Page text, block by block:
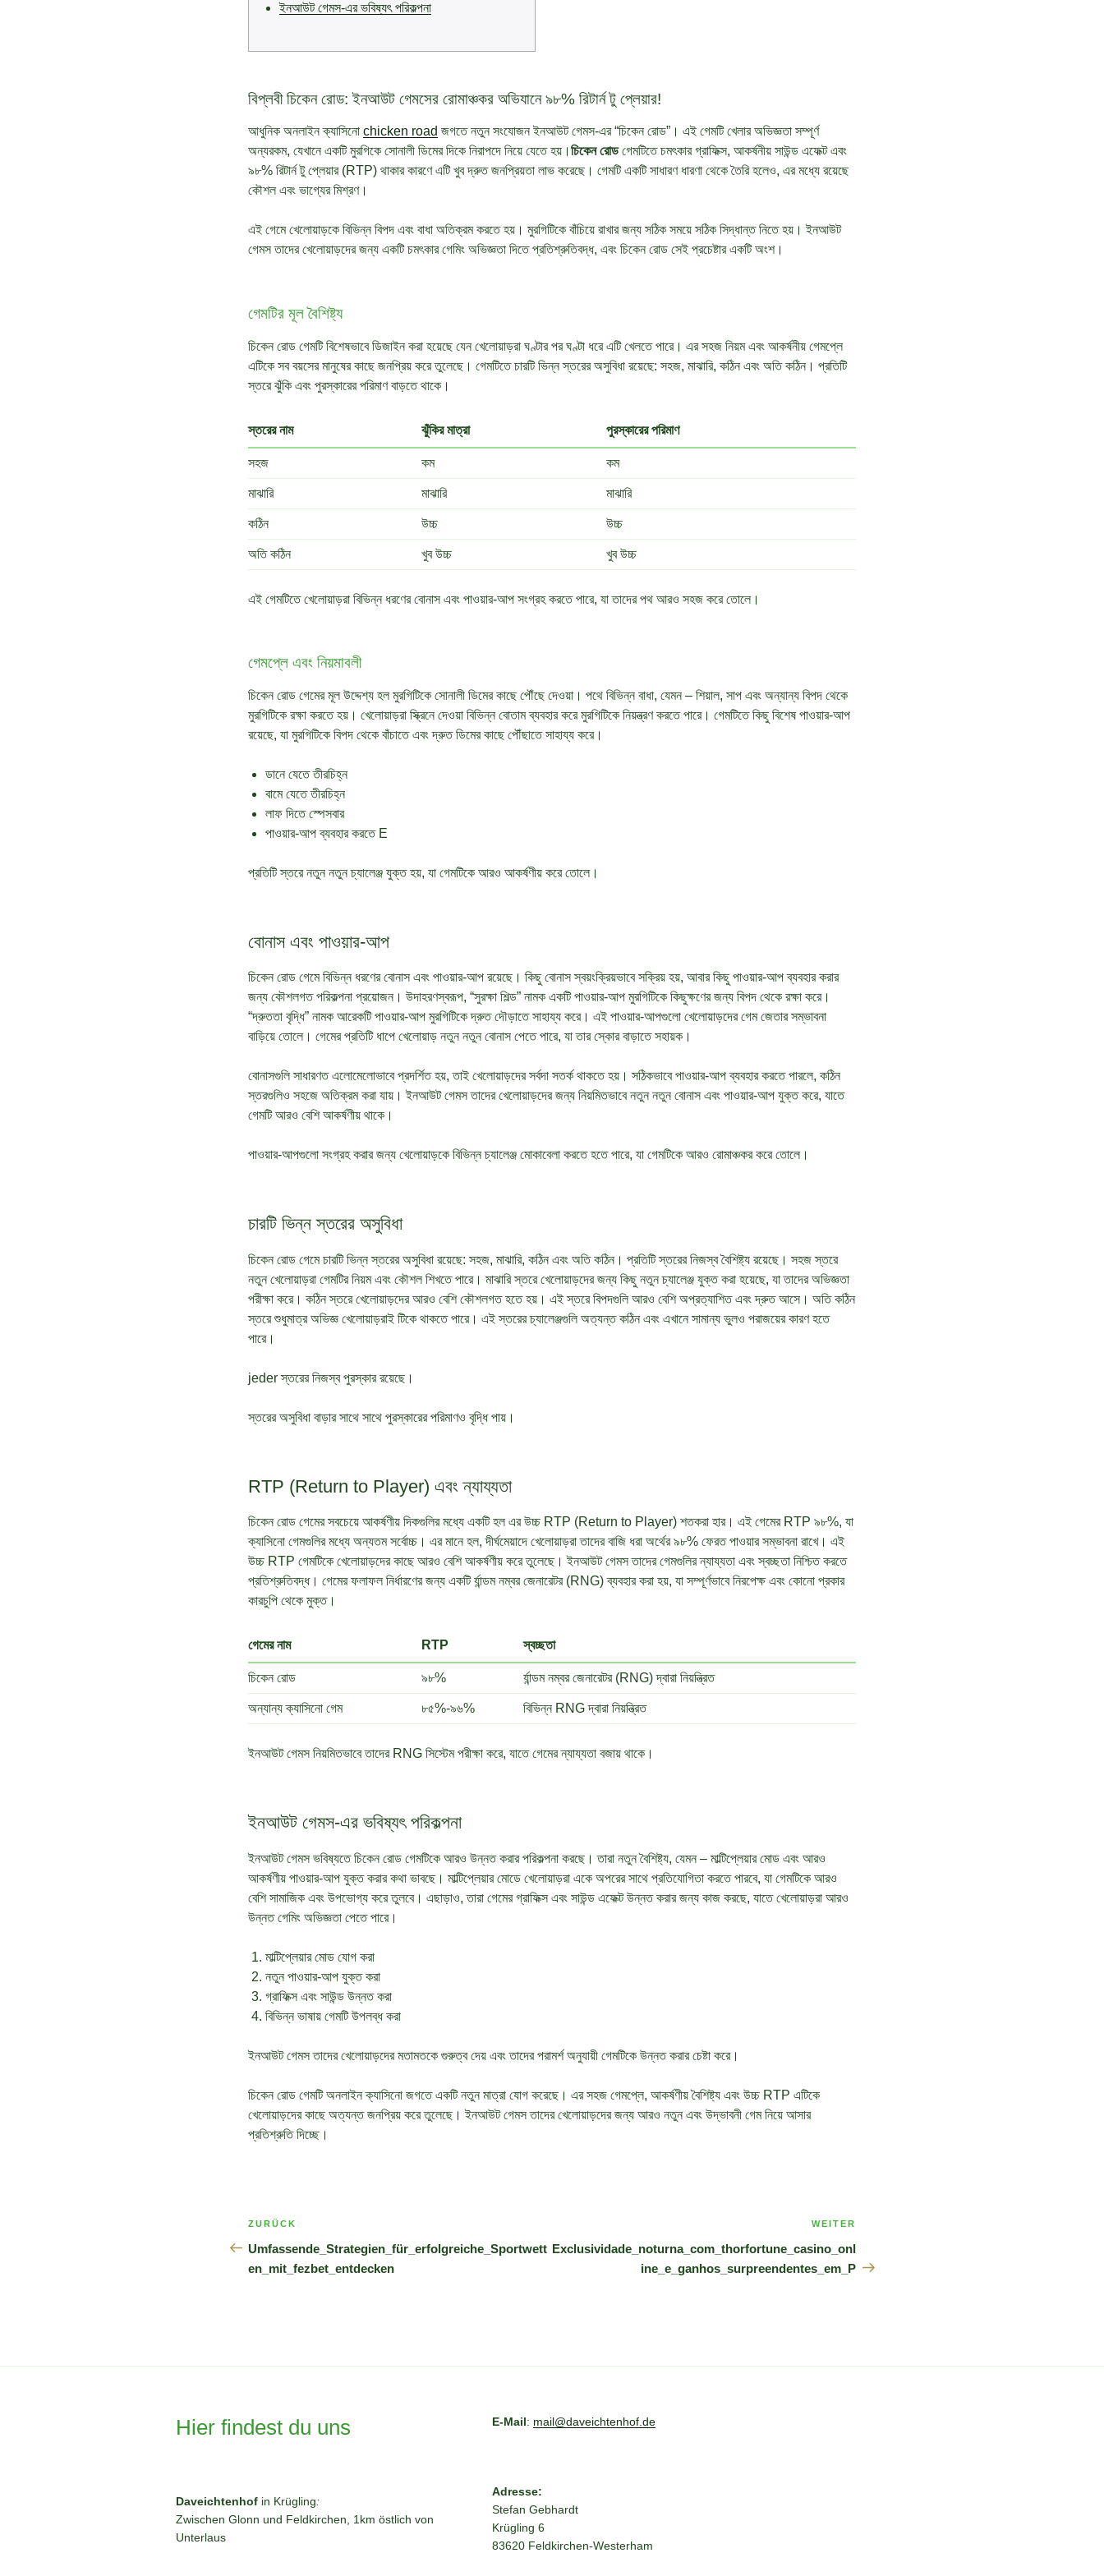
ইনআউট গেমস-এর ভবিষ্যৎ পরিকল্পনা
বিপ্লবী চিকেন রোড: ইনআউট গেমসের রোমাঞ্চকর অভিযানে ৯৮% রিটার্ন টু প্লেয়ার!
আধুনিক অনলাইন ক্যাসিনো chicken road জগতে নতুন সংযোজন ইনআউট গেমস-এর “চিকেন রোড”। এই গেমটি খেলার অভিজ্ঞতা সম্পূর্ণ
অন্যরকম, যেখানে একটি মুরগিকে সোনালী ডিমের দিকে নিরাপদে নিয়ে যেতে হয়। চিকেন রোডগেমটিতে চমৎকার গ্রাফিক্স, আকর্ষনীয় সাউন্ড এফেক্ট এবং
৯৮% রিটার্ন টু প্লেয়ার (RTP) থাকার কারণে এটি খুব দ্রুত জনপ্রিয়তা লাভ করেছে। গেমটি একটি সাধারণ ধারণা থেকে তৈরি হলেও, এর মধ্যে রয়েছে
কৌশল এবং ভাগ্যের মিশ্রণ।
এই গেমে খেলোয়াড়কে বিভিন্ন বিপদ এবং বাধা অতিক্রম করতে হয়। মুরগিটিকে বাঁচিয়ে রাখার জন্য সঠিক সময়ে সঠিক সিদ্ধান্ত নিতে হয়। ইনআউট
গেমস তাদের খেলোয়াড়দের জন্য একটি চমৎকার গেমিং অভিজ্ঞতা দিতে প্রতিশ্রুতিবদ্ধ, এবং চিকেন রোড সেই প্রচেষ্টার একটি অংশ।
গেমটির মূল বৈশিষ্ট্য
চিকেন রোড গেমটি বিশেষভাবে ডিজাইন করা হয়েছে যেন খেলোয়াড়রা ঘণ্টার পর ঘণ্টা ধরে এটি খেলতে পারে। এর সহজ নিয়ম এবং আকর্ষনীয় গেমপ্লে
এটিকে সব বয়সের মানুষের কাছে জনপ্রিয় করে তুলেছে। গেমটিতে চারটি ভিন্ন স্তরের অসুবিধা রয়েছে: সহজ, মাঝারি, কঠিন এবং অতি কঠিন। প্রতিটি
স্তরে ঝুঁকি এবং পুরস্কারের পরিমাণ বাড়তে থাকে।
স্তরের নাম ঝুঁকির মাত্রা পুরস্কারের পরিমাণ
সহজ কম কম
মাঝারি মাঝারি মাঝারি
কঠিন উচ্চ উচ্চ
অতি কঠিন খুব উচ্চ খুব উচ্চ
এই গেমটিতে খেলোয়াড়রা বিভিন্ন ধরণের বোনাস এবং পাওয়ার-আপ সংগ্রহ করতে পারে, যা তাদের পথ আরও সহজ করে তোলে।
গেমপ্লে এবং নিয়মাবলী
চিকেন রোড গেমের মূল উদ্দেশ্য হল মুরগিটিকে সোনালী ডিমের কাছে পৌঁছে দেওয়া। পথে বিভিন্ন বাধা, যেমন – শিয়াল, সাপ এবং অন্যান্য বিপদ থেকে
মুরগিটিকে রক্ষা করতে হয়। খেলোয়াড়রা স্ক্রিনে দেওয়া বিভিন্ন বোতাম ব্যবহার করে মুরগিটিকে নিয়ন্ত্রণ করতে পারে। গেমটিতে কিছু বিশেষ পাওয়ার-আপ
রয়েছে, যা মুরগিটিকে বিপদ থেকে বাঁচাতে এবং দ্রুত ডিমের কাছে পৌঁছাতে সাহায্য করে।
ডানে যেতে তীরচিহ্ন
বামে যেতে তীরচিহ্ন
লাফ দিতে স্পেসবার
পাওয়ার-আপ ব্যবহার করতে E
প্রতিটি স্তরে নতুন নতুন চ্যালেঞ্জ যুক্ত হয়, যা গেমটিকে আরও আকর্ষণীয় করে তোলে।
বোনাস এবং পাওয়ার-আপ
চিকেন রোড গেমে বিভিন্ন ধরণের বোনাস এবং পাওয়ার-আপ রয়েছে। কিছু বোনাস স্বয়ংক্রিয়ভাবে সক্রিয় হয়, আবার কিছু পাওয়ার-আপ ব্যবহার করার
জন্য কৌশলগত পরিকল্পনা প্রয়োজন। উদাহরণস্বরূপ, “সুরক্ষা শিল্ড” নামক একটি পাওয়ার-আপ মুরগিটিকে কিছুক্ষণের জন্য বিপদ থেকে রক্ষা করে।
“দ্রুততা বৃদ্ধি” নামক আরেকটি পাওয়ার-আপ মুরগিটিকে দ্রুত দৌড়াতে সাহায্য করে। এই পাওয়ার-আপগুলো খেলোয়াড়দের গেম জেতার সম্ভাবনা
বাড়িয়ে তোলে। গেমের প্রতিটি ধাপে খেলোয়াড় নতুন নতুন বোনাস পেতে পারে, যা তার স্কোর বাড়াতে সহায়ক।
বোনাসগুলি সাধারণত এলোমেলোভাবে প্রদর্শিত হয়, তাই খেলোয়াড়দের সর্বদা সতর্ক থাকতে হয়। সঠিকভাবে পাওয়ার-আপ ব্যবহার করতে পারলে, কঠিন
স্তরগুলিও সহজে অতিক্রম করা যায়। ইনআউট গেমস তাদের খেলোয়াড়দের জন্য নিয়মিতভাবে নতুন নতুন বোনাস এবং পাওয়ার-আপ যুক্ত করে, যাতে
গেমটি আরও বেশি আকর্ষণীয় থাকে।
পাওয়ার-আপগুলো সংগ্রহ করার জন্য খেলোয়াড়কে বিভিন্ন চ্যালেঞ্জ মোকাবেলা করতে হতে পারে, যা গেমটিকে আরও রোমাঞ্চকর করে তোলে।
চারটি ভিন্ন স্তরের অসুবিধা
চিকেন রোড গেমে চারটি ভিন্ন স্তরের অসুবিধা রয়েছে: সহজ, মাঝারি, কঠিন এবং অতি কঠিন। প্রতিটি স্তরের নিজস্ব বৈশিষ্ট্য রয়েছে। সহজ স্তরে
নতুন খেলোয়াড়রা গেমটির নিয়ম এবং কৌশল শিখতে পারে। মাঝারি স্তরে খেলোয়াড়দের জন্য কিছু নতুন চ্যালেঞ্জ যুক্ত করা হয়েছে, যা তাদের অভিজ্ঞতা
পরীক্ষা করে। কঠিন স্তরে খেলোয়াড়দের আরও বেশি কৌশলগত হতে হয়। এই স্তরে বিপদগুলি আরও বেশি অপ্রত্যাশিত এবং দ্রুত আসে। অতি কঠিন
স্তরে শুধুমাত্র অভিজ্ঞ খেলোয়াড়রাই টিকে থাকতে পারে। এই স্তরের চ্যালেঞ্জগুলি অত্যন্ত কঠিন এবং এখানে সামান্য ভুলও পরাজয়ের কারণ হতে
পারে।
jeder স্তরের নিজস্ব পুরস্কার রয়েছে।
স্তরের অসুবিধা বাড়ার সাথে সাথে পুরস্কারের পরিমাণও বৃদ্ধি পায়।
RTP (Return to Player) এবং ন্যায্যতা
চিকেন রোড গেমের সবচেয়ে আকর্ষণীয় দিকগুলির মধ্যে একটি হল এর উচ্চ RTP (Return to Player) শতকরা হার। এই গেমের RTP ৯৮%, যা
ক্যাসিনো গেমগুলির মধ্যে অন্যতম সর্বোচ্চ। এর মানে হল, দীর্ঘমেয়াদে খেলোয়াড়রা তাদের বাজি ধরা অর্থের ৯৮% ফেরত পাওয়ার সম্ভাবনা রাখে। এই
উচ্চ RTP গেমটিকে খেলোয়াড়দের কাছে আরও বেশি আকর্ষণীয় করে তুলেছে। ইনআউট গেমস তাদের গেমগুলির ন্যায্যতা এবং স্বচ্ছতা নিশ্চিত করতে
প্রতিশ্রুতিবদ্ধ। গেমের ফলাফল নির্ধারণের জন্য একটি র্যান্ডম নম্বর জেনারেটর (RNG) ব্যবহার করা হয়, যা সম্পূর্ণভাবে নিরপেক্ষ এবং কোনো প্রকার
কারচুপি থেকে মুক্ত।
গেমের নাম RTP স্বচ্ছতা
চিকেন রোড ৯৮% র্যান্ডম নম্বর জেনারেটর (RNG) দ্বারা নিয়ন্ত্রিত
অন্যান্য ক্যাসিনো গেম ৮৫%-৯৬% বিভিন্ন RNG দ্বারা নিয়ন্ত্রিত
ইনআউট গেমস নিয়মিতভাবে তাদের RNG সিস্টেম পরীক্ষা করে, যাতে গেমের ন্যায্যতা বজায় থাকে।
ইনআউট গেমস-এর ভবিষ্যৎ পরিকল্পনা
ইনআউট গেমস ভবিষ্যতে চিকেন রোড গেমটিকে আরও উন্নত করার পরিকল্পনা করছে। তারা নতুন বৈশিষ্ট্য, যেমন – মাল্টিপ্লেয়ার মোড এবং আরও
আকর্ষণীয় পাওয়ার-আপ যুক্ত করার কথা ভাবছে। মাল্টিপ্লেয়ার মোডে খেলোয়াড়রা একে অপরের সাথে প্রতিযোগিতা করতে পারবে, যা গেমটিকে আরও
বেশি সামাজিক এবং উপভোগ্য করে তুলবে। এছাড়াও, তারা গেমের গ্রাফিক্স এবং সাউন্ড এফেক্ট উন্নত করার জন্য কাজ করছে, যাতে খেলোয়াড়রা আরও
উন্নত গেমিং অভিজ্ঞতা পেতে পারে।
মাল্টিপ্লেয়ার মোড যোগ করা
নতুন পাওয়ার-আপ যুক্ত করা
গ্রাফিক্স এবং সাউন্ড উন্নত করা
বিভিন্ন ভাষায় গেমটি উপলব্ধ করা
ইনআউট গেমস তাদের খেলোয়াড়দের মতামতকে গুরুত্ব দেয় এবং তাদের পরামর্শ অনুযায়ী গেমটিকে উন্নত করার চেষ্টা করে।
চিকেন রোড গেমটি অনলাইন ক্যাসিনো জগতে একটি নতুন মাত্রা যোগ করেছে। এর সহজ গেমপ্লে, আকর্ষণীয় বৈশিষ্ট্য এবং উচ্চ RTP এটিকে
খেলোয়াড়দের কাছে অত্যন্ত জনপ্রিয় করে তুলেছে। ইনআউট গেমস তাদের খেলোয়াড়দের জন্য আরও নতুন এবং উদ্ভাবনী গেম নিয়ে আসার
প্রতিশ্রুতি দিচ্ছে।
Beitragsnavigation
Vorheriger
Beitrag
ZURÜCK
Umfassende_Strategien_für_erfolgreiche_Sportwett
en_mit_fezbet_entdecken
Beitrag
WEITER
Exclusividade_noturna_com_thorfortune_casino_onl
ine_e_ganhos_surpreendentes_em_P
Hier findest du uns
Daveichtenhof in Krügling:
Zwischen Glonn und Feldkirchen, 1km östlich von
Unterlaus
E-Mail: mail@daveichtenhof.de
Adresse:
Stefan Gebhardt
Krügling 6
83620 Feldkirchen-Westerham